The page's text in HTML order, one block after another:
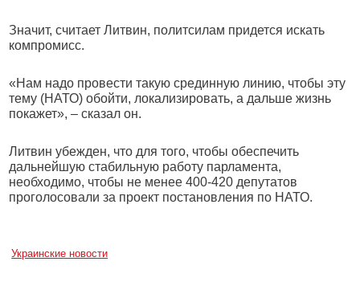
Значит, считает Литвин, политсилам придется искать
компромисс.
«Нам надо провести такую срединную линию, чтобы эту
тему (НАТО) обойти, локализировать, а дальше жизнь
покажет», – сказал он.
Литвин убежден, что для того, чтобы обеспечить
дальнейшую стабильную работу парламента,
необходимо, чтобы не менее 400-420 депутатов
проголосовали за проект постановления по НАТО.
Украинские новости